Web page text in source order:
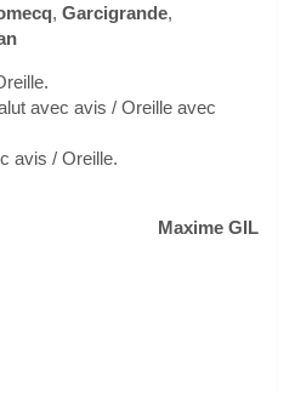
, Garcigrande,
avec avis / Oreille avec
avis / Oreille.
Maxime GIL